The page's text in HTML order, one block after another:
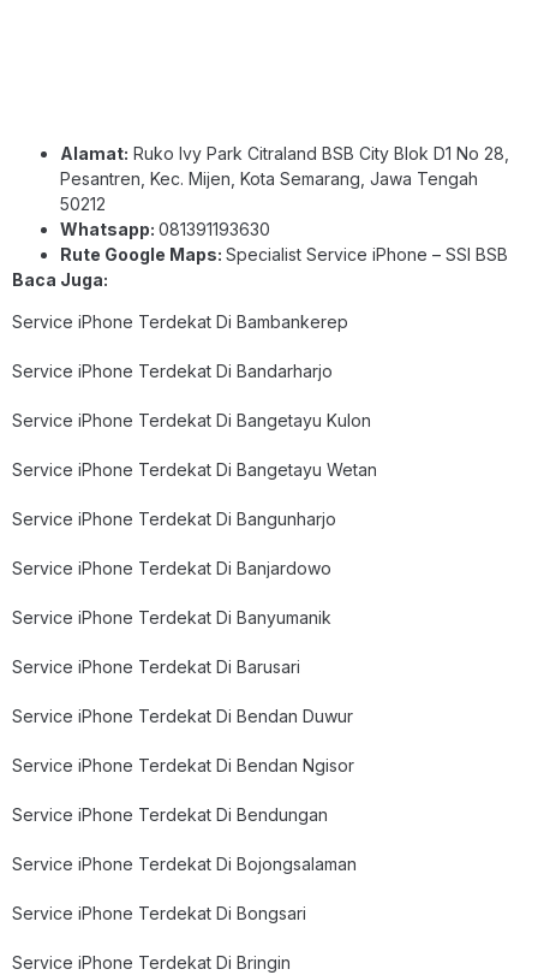
Alamat: Ruko Ivy Park Citraland BSB City Blok D1 No 28,
Pesantren, Kec. Mijen, Kota Semarang, Jawa Tengah
50212
Whatsapp: 081391193630
Rute Google Maps: Specialist Service iPhone – SSI BSB
Baca Juga:
Service iPhone Terdekat Di Bambankerep
Service iPhone Terdekat Di Bandarharjo
Service iPhone Terdekat Di Bangetayu Kulon
Service iPhone Terdekat Di Bangetayu Wetan
Service iPhone Terdekat Di Bangunharjo
Service iPhone Terdekat Di Banjardowo
Service iPhone Terdekat Di Banyumanik
Service iPhone Terdekat Di Barusari
Service iPhone Terdekat Di Bendan Duwur
Service iPhone Terdekat Di Bendan Ngisor
Service iPhone Terdekat Di Bendungan
Service iPhone Terdekat Di Bojongsalaman
Service iPhone Terdekat Di Bongsari
Service iPhone Terdekat Di Bringin